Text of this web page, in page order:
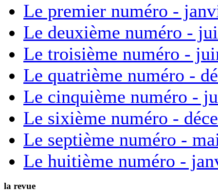
Le premier numéro -
Le deuxième numéro -
Le troisième numéro -
Le quatrième numéro -
Le cinquième numéro -
Le sixième numéro -
Le septième numéro -
Le huitième numéro -
la revue